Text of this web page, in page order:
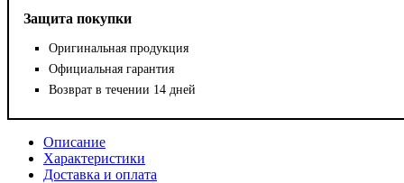
Защита покупки
Оригинальная продукция
Официальная гарантия
Возврат в течении 14 дней
Описание
Характеристики
Доставка и оплата